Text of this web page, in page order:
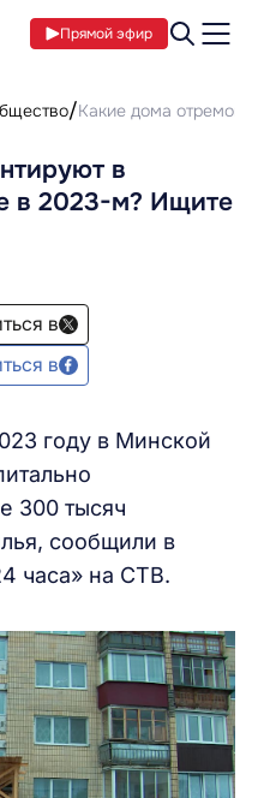
Прямой эфир
Какие дома
в
в 2023-м? Ищите
в
в
году в Минской
300 тысяч
сообщили в
часа» на СТВ.